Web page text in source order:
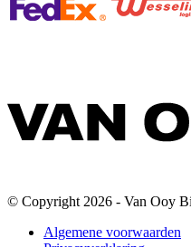
© Copyright 2026 - Van Ooy
Algemene voorwaarden